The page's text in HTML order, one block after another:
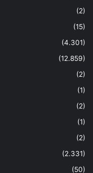
(2)
(15)
(4.301)
(12.859)
(2)
(1)
(2)
(1)
(2)
(2.331)
(50)